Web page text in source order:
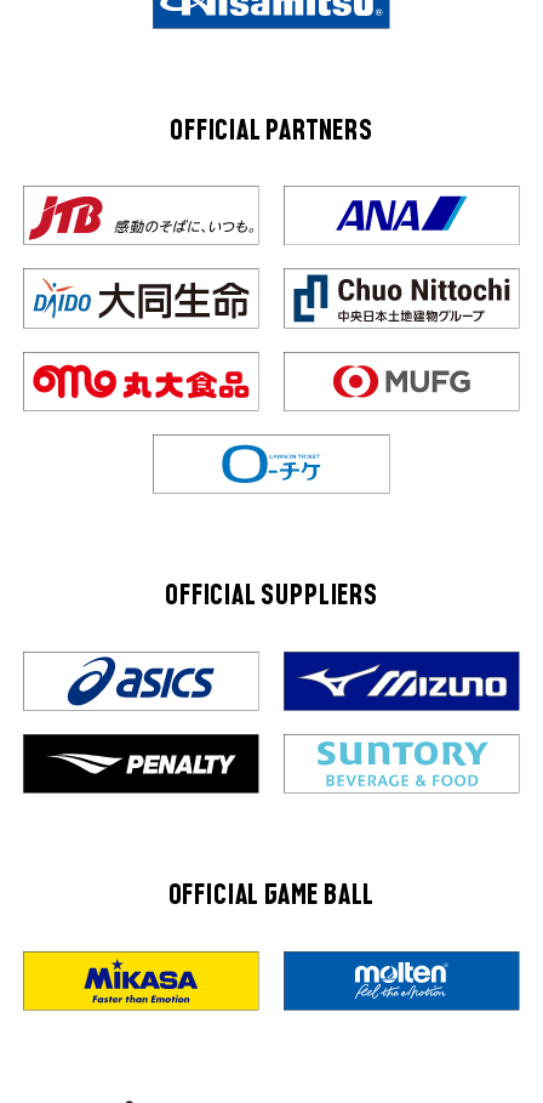
OFFICIAL PARTNERS
OFFICIAL SUPPLIERS
OFFICIAL GAME BALL